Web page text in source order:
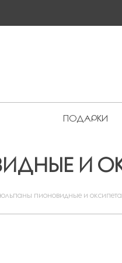
ПОДАРКИ
И
пионовидные и